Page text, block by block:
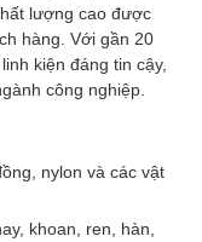
lượng cao được
hàng. Với gần 20
kiện đáng tin cậy,
công nghiệp.
nylon và các vật
khoan, ren, hàn,